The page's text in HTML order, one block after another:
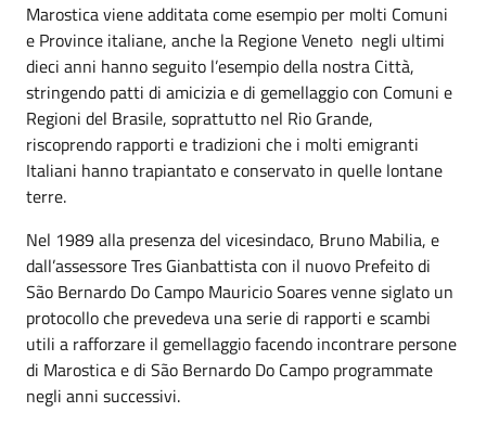
Marostica viene additata come esempio per molti Comuni
e Province italiane, anche la Regione Veneto negli ultimi
dieci anni hanno seguito l’esempio della nostra Città,
stringendo patti di amicizia e di gemellaggio con Comuni e
Regioni del Brasile, soprattutto nel Rio Grande,
riscoprendo rapporti e tradizioni che i molti emigranti
Italiani hanno trapiantato e conservato in quelle lontane
terre.
Nel 1989 alla presenza del vicesindaco, Bruno Mabilia, e
dall’assessore Tres Gianbattista con il nuovo Prefeito di
São Bernardo Do Campo Mauricio Soares venne siglato un
protocollo che prevedeva una serie di rapporti e scambi
utili a rafforzare il gemellaggio facendo incontrare persone
di Marostica e di São Bernardo Do Campo programmate
negli anni successivi.